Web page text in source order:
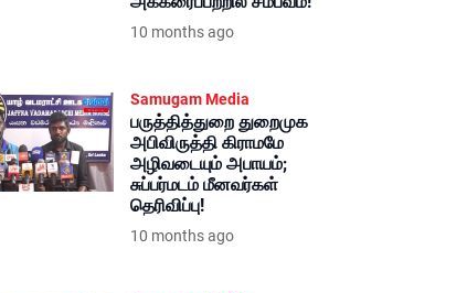
10 months ago
Samugam Media
பருத்தித்துறை துறைமுக
அபிவிருத்தி கிராமமே
அழிவடையும் அபாயம்;
சுப்பர்மடம் மீனவர்கள்
தெரிவிப்பு!
10 months ago